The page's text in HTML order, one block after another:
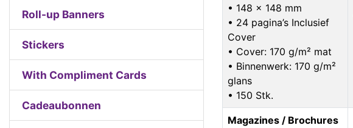
Roll-up Banners
Stickers
With Compliment Cards
Cadeaubonnen
• 148 x 148 mm
• 24 pagina’s Inclusief
Cover
• Cover: 170 g/m² mat
• Binnenwerk: 170 g/m²
glans
• 150 Stk.
Magazines / Brochures